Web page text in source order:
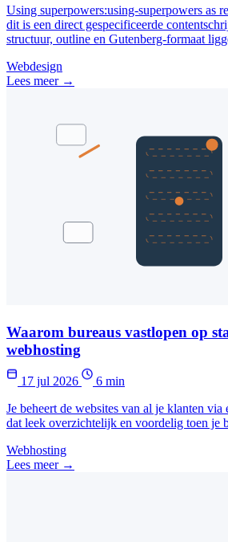
Using superpowers:using-superpowers as
dit is een direct gespecificeerde
structuur, outline en Gutenberg-formaat
Webdesign
Lees meer →
Waarom bureaus vastlopen op
webhosting
17 jul 2026
6 min
Je beheert de websites van al je klanten
dat leek overzichtelijk en voordelig toen je
Webhosting
Lees meer →